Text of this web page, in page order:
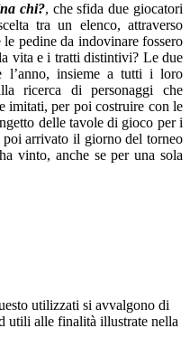
chi?, che sfida due giocatori
tra un elenco, attraverso
pedine da indovinare fossero
vita e i tratti distintivi? Le due
l’anno, insieme a tutti i loro
ricerca di personaggi che
imitati, per poi costruire con le
delle tavole di gioco per i
arrivato il giorno del torneo
vinto, anche se per una sola
utilizzati si avvalgono di
utili alle finalità illustrate nella